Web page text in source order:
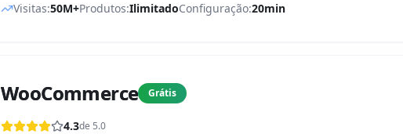
Visitas:50M+Produtos:IlimitadoConfiguração:20min
WooCommerce Grátis
4.3de 5.0